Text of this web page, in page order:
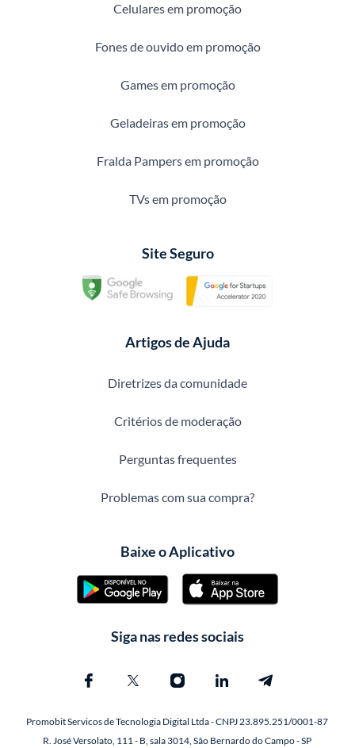
Celulares em promoção
Fones de ouvido em promoção
Games em promoção
Geladeiras em promoção
Fralda Pampers em promoção
TVs em promoção
Site Seguro
Artigos de Ajuda
Diretrizes da comunidade
Critérios de moderação
Perguntas frequentes
Problemas com sua compra?
Baixe o Aplicativo
Siga nas redes sociais
Promobit Servicos de Tecnologia Digital Ltda - CNPJ 23.895.251/0001-87
R. José Versolato, 111 - B, sala 3014, São Bernardo do Campo - SP